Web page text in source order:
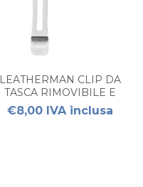
LEATHERMAN CLIP DA
TASCA RIMOVIBILE E
ANELLO PER CORDINO
€8,00 IVA inclusa